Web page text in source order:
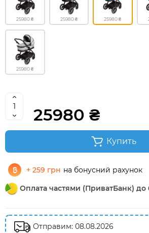
25980 ₴ 25980 ₴ 25980 ₴
25980 ₴
25980 ₴
Купить
+ 259 грн на бонусний рахунок
Оплата частями (ПриватБанк) до
Отправим: 08.08.2026